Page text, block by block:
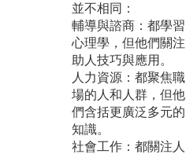
並不相同：
輔導與諮商：都學習
心理學，但他們關注
助人技巧與應用。
人力資源：都聚焦職
場的人和人群，但他
們含括更廣泛多元的
知識。
社會工作：都關注人